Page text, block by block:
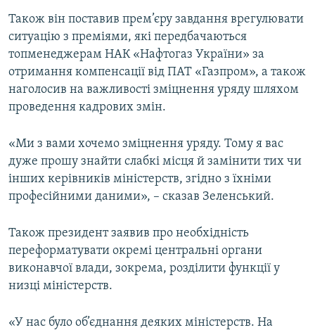
Також він поставив прем’єру завдання врегулювати
ситуацію з преміями, які передбачаються
топменеджерам НАК «Нафтогаз України» за
отримання компенсації від ПАТ «Газпром», а також
наголосив на важливості зміцнення уряду шляхом
проведення кадрових змін.
«Ми з вами хочемо зміцнення уряду. Тому я вас
дуже прошу знайти слабкі місця й замінити тих чи
інших керівників міністерств, згідно з їхніми
професійними даними», – сказав Зеленський.
Також президент заявив про необхідність
переформатувати окремі центральні органи
виконавчої влади, зокрема, розділити функції у
низці міністерств.
«У нас було об’єднання деяких міністерств. На